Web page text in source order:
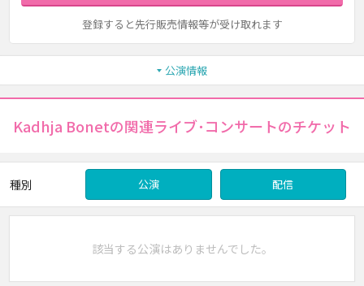
登録すると先行販売情報等が受け取れます
公演情報
Kadhja Bonetの関連ライブ･コンサートのチケット
種別 公演 配信
該当する公演はありませんでした。